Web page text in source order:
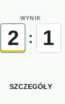
WYNIK
2 : 1
SZCZEGÓŁY